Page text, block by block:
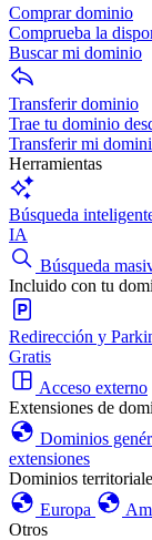
Comprar dominio
Comprueba la
Buscar mi dominio
Transferir dominio
Trae tu dominio
Transferir mi
Herramientas
Búsqueda
IA
Búsqueda
Incluido con tu
Redirección y
Gratis
Acceso externo
Extensiones de
Dominios
extensiones
Dominios
Europa
Otros